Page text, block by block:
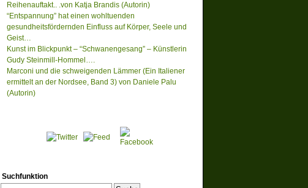
Reihenauftakt.. .von Katja Brandis (Autorin)
“Entspannung” hat einen wohltuenden
gesundheitsfördernden Einfluss auf Körper, Seele und
Geist…
Kunst im Blickpunkt – “Schwanengesang” – Künstlerin
Gudy Steinmill-Hommel….
Marconi und die schweigenden Lämmer (Ein Italiener
ermittelt an der Nordsee, Band 3) von Daniele Palu
(Autorin)
Suchfunktion